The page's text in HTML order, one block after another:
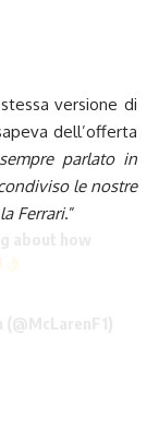
versione di
dell’offerta
parlato in
le nostre
Ferrari.”